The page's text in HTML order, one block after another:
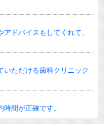
ドバイスもしてくれて、
いただける歯科クリニック
間が正確です。